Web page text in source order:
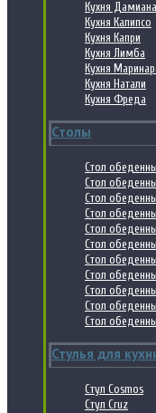
Кухня Дамиана
Кухня Калипсо
Кухня Капри
Кухня Лимба
Кухня
Кухня Натали
Кухня Фреда
Столы
Стол
Стол
Стол
Стол
Стол
Стол
Стол
Стол
Стол
Стол
Стол
Стулья для
Стул Cosmos
Стул Cruz